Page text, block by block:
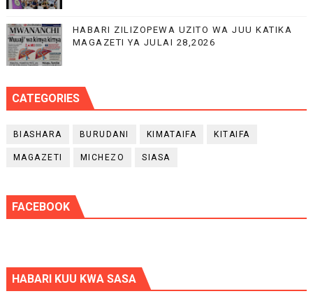
HABARI ZILIZOPEWA UZITO WA JUU KATIKA
MAGAZETI YA JULAI 28,2026
CATEGORIES
BIASHARA BURUDANI KIMATAIFA KITAIFA
MAGAZETI MICHEZO SIASA
FACEBOOK
HABARI KUU KWA SASA